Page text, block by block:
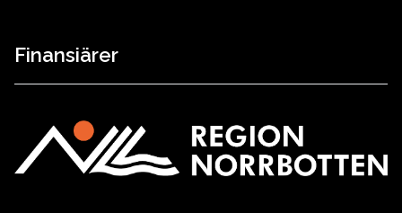
Finansiärer